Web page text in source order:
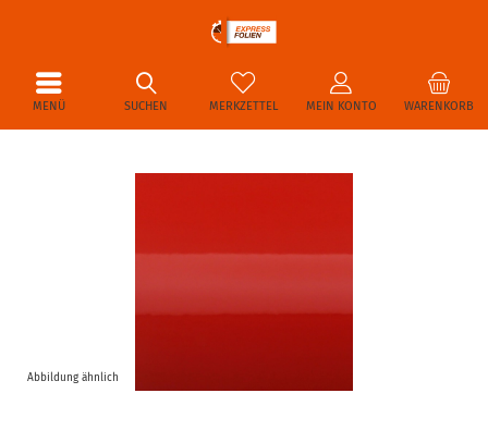
MENÜ WARENKORB
MERKZETTEL MEIN KONTO
SUCHEN
Abbildung ähnlich